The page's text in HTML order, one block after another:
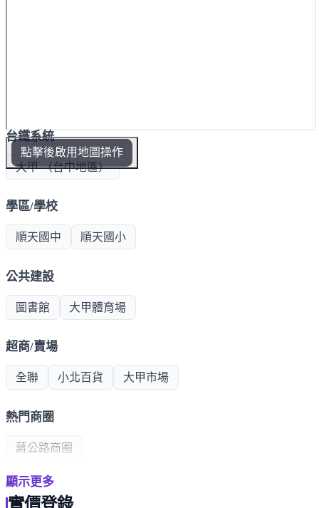
點擊後啟用地圖操作
台鐵系統
大甲 （台中地區）
學區/學校
順天國中 順天國小
公共建設
圖書館 大甲體育場
超商/賣場
全聯 小北百貨 大甲市場
熱門商圈
蔣公路商圈
醫療機構
顯示更多